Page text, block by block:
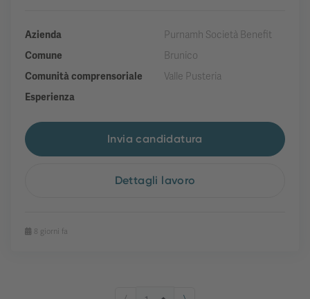
Azienda
Purnamh Società Benefit
Comune
Brunico
Comunità comprensoriale
Valle Pusteria
Esperienza
Invia candidatura
Dettagli lavoro
8 giorni fa